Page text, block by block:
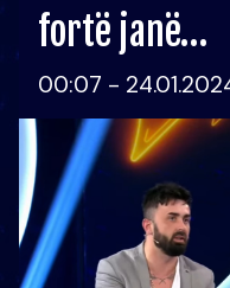
fortë janë…
00:07 -